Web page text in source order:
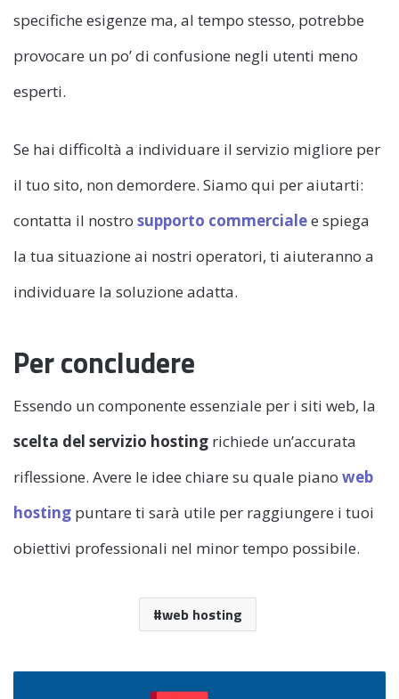
specifiche esigenze ma, al tempo stesso, potrebbe
provocare un po’ di confusione negli utenti meno
esperti.
Se hai difficoltà a individuare il servizio migliore per
il tuo sito, non demordere. Siamo qui per aiutarti:
contatta il nostro supporto commercialee spiega
la tua situazione ai nostri operatori, ti aiuteranno a
individuare la soluzione adatta.
Per concludere
Essendo un componente essenziale per i siti web, la
scelta del servizio hosting richiede un’accurata
riflessione. Avere le idee chiare su quale piano web
hosting puntare ti sarà utile per raggiungere i tuoi
obiettivi professionali nel minor tempo possibile.
web hosting